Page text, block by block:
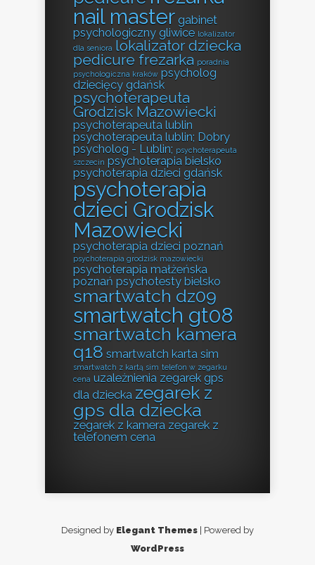
nail master gabinet
psychologiczny gliwice lokalizator
dla seniora lokalizator dziecka
pedicure frezarka poradnia
psychologiczna kraków psycholog
dziecięcy gdańsk
psychoterapeuta
Grodzisk Mazowiecki
psychoterapeuta lublin
psychoterapeuta lublin; Dobry
psycholog - Lublin; psychoterapeuta
szczecin psychoterapia bielsko
psychoterapia dzieci gdańsk
psychoterapia
dzieci Grodzisk
Mazowiecki
psychoterapia dzieci poznań
psychoterapia grodzisk mazowiecki
psychoterapia małżeńska
poznań psychotesty bielsko
smartwatch dz09
smartwatch gt08
smartwatch kamera
q18 smartwatch karta sim
smartwatch z kartą sim telefon w zegarku
cena uzależnienia zegarek gps
dla dziecka zegarek z
gps dla dziecka
zegarek z kamera zegarek z
telefonem cena
Designed by Elegant Themes | Powered by
WordPress